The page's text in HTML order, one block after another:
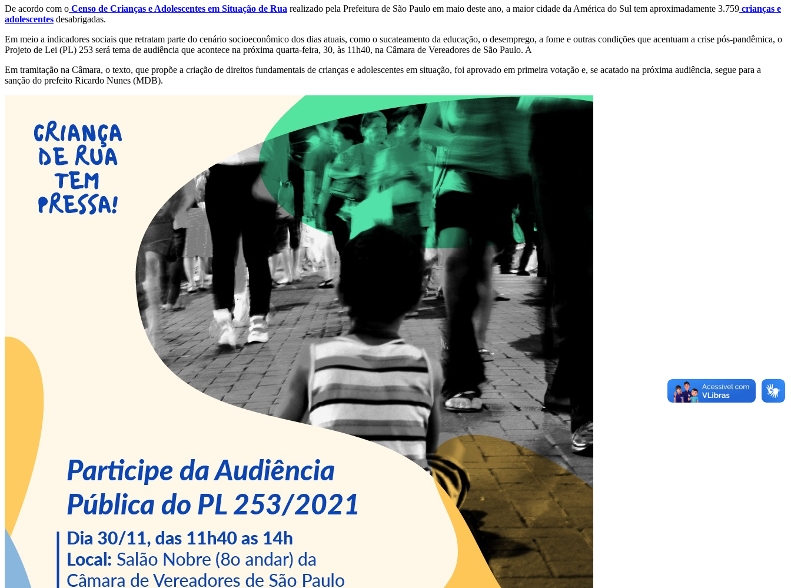
De acordo com o Censo de Crianças e Adolescentes em Situação de Rua realizado pela Prefeitura de São Paulo em maio deste ano, a maior cidade da América do Sul tem aproximadamente 3.759 crianças e
adolescentes desabrigadas.
Em meio a indicadores sociais que retratam parte do cenário socioeconômico dos dias atuais, como o sucateamento da educação, o desemprego, a fome e outras condições que acentuam a crise pós-pandêmica, o
Projeto de Lei (PL) 253 será tema de audiência que acontece na próxima quarta-feira, 30, às 11h40, na Câmara de Vereadores de São Paulo. A
Em tramitação na Câmara, o texto, que propõe a criação de direitos fundamentais de crianças e adolescentes em situação, foi aprovado em primeira votação e, se acatado na próxima audiência, segue para a
sanção do prefeito Ricardo Nunes (MDB).